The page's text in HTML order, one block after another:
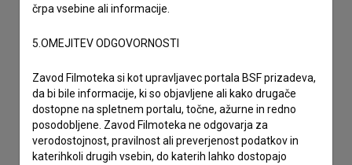
črpa vsebine ali informacije.
5.OMEJITEV ODGOVORNOSTI
Zavod Filmoteka si kot upravljavec portala BSF prizadeva,
da bi bile informacije, ki so objavljene ali kako drugače
dostopne na spletnem portalu, točne, ažurne in redno
posodobljene. Zavod Filmoteka ne odgovarja za
verodostojnost, pravilnost ali preverjenost podatkov in
katerihkoli drugih vsebin, do katerih lahko dostopajo